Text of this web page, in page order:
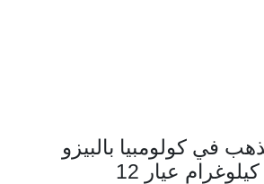
في كولومبيا بالبيزو
عيار 12